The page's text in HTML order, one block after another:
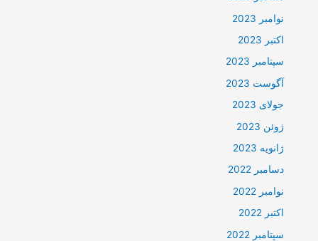
نوامبر 2023
اکتبر 2023
سپتامبر 2023
آگوست 2023
جولای 2023
ژوئن 2023
ژانویه 2023
دسامبر 2022
نوامبر 2022
اکتبر 2022
سپتامبر 2022